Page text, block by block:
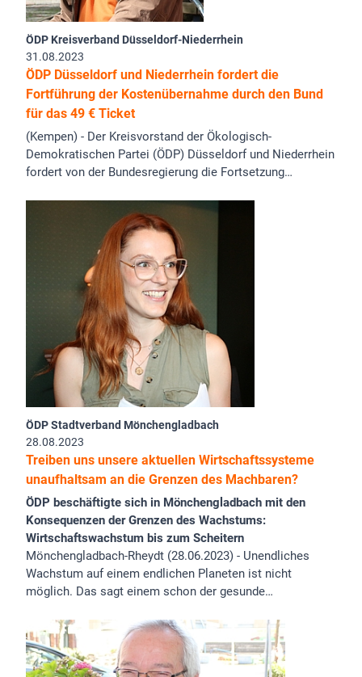
ÖDP Kreisverband Düsseldorf-Niederrhein
31.08.2023
ÖDP Düsseldorf und Niederrhein fordert die
Fortführung der Kostenübernahme durch den Bund
für das 49 € Ticket
(Kempen) - Der Kreisvorstand der Ökologisch-
Demokratischen Partei (ÖDP) Düsseldorf und Niederrhein
fordert von der Bundesregierung die Fortsetzung…
ÖDP Stadtverband Mönchengladbach
28.08.2023
Treiben uns unsere aktuellen Wirtschaftssysteme
unaufhaltsam an die Grenzen des Machbaren?
ÖDP beschäftigte sich in Mönchengladbach mit den
Konsequenzen der Grenzen des Wachstums:
Wirtschaftswachstum bis zum Scheitern
Mönchengladbach-Rheydt (28.06.2023) - Unendliches
Wachstum auf einem endlichen Planeten ist nicht
möglich. Das sagt einem schon der gesunde…